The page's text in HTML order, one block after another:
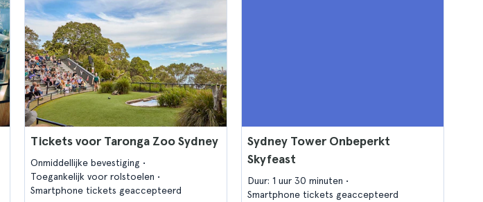
Tickets voor Taronga Zoo Sydney
Onmiddellijke bevestiging
Toegankelijk voor rolstoelen
Smartphone tickets geaccepteerd
Sydney Tower Onbeperkt
Skyfeast
Duur: 1 uur 30 minuten
Smartphone tickets geaccepteerd